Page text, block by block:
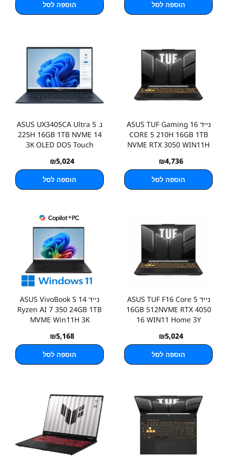
הוספה לסל הוספה לסל
נייד ASUS TUF Gaming 16
CORE 5 210H 16GB 1TB
NVME RTX 3050 WIN11H
₪4,736
הוספה לסל
נ. ASUS UX3405CA Ultra 5
225H 16GB 1TB NVME 14
3K OLED DOS Touch
₪5,024
הוספה לסל
נייד ASUS TUF F16 Core 5
16GB 512NVME RTX 4050
16 WIN11 Home 3Y
₪5,024
הוספה לסל
נייד ASUS VivoBook S 14
Ryzen AI 7 350 24GB 1TB
MVME Win11H 3K
₪5,168
הוספה לסל